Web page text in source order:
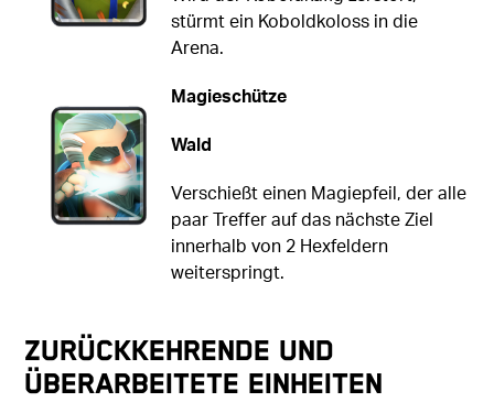
stürmt ein Koboldkoloss in die
Arena.
Magieschütze
Wald
Verschießt einen Magiepfeil, der alle
paar Treffer auf das nächste Ziel
innerhalb von 2 Hexfeldern
weiterspringt.
Zurückkehrende und
überarbeitete Einheiten